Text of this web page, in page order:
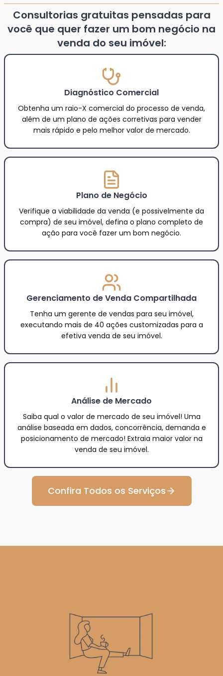
Consultorias gratuitas pensadas para
você que quer fazer um bom negócio na
venda do seu imóvel:
Diagnóstico Comercial
Obtenha um raio-X comercial do processo de venda,
além de um plano de ações corretivas para vender
mais rápido e pelo melhor valor de mercado.
Plano de Negócio
Verifique a viabilidade da venda (e possivelmente da
compra) de seu imóvel, defina o plano completo de
ação para você fazer um bom negócio.
Gerenciamento de Venda Compartilhada
Tenha um gerente de vendas para seu imóvel,
executando mais de 40 ações customizadas para a
efetiva venda de seu imóvel.
Análise de Mercado
Saiba qual o valor de mercado de seu imóvel! Uma
análise baseada em dados, concorrência, demanda e
posicionamento de mercado! Extraia maior valor na
venda de seu imóvel.
Confira Todos os Serviços